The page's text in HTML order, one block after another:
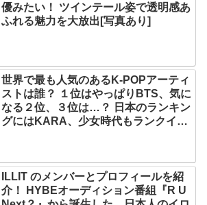
優みたい！ ツインテール姿で透明感あ
ふれる魅力を大放出[写真あり]
世界で最も人気のあるK-POPアーティ
ストは誰？ １位はやっぱりBTS、気に
なる２位、３位は…？ 日本のランキン
グにはKARA、少女時代もランクイ
ILLIT のメンバーとプロフィールを紹
介！ HYBEオーディション番組『R U